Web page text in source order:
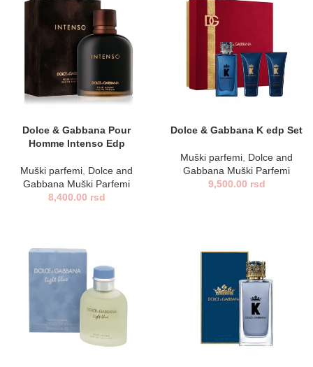
Dolce & Gabbana Pour
Homme Intenso Edp
Muški parfemi Dolce and
Gabbana Muški Parfemi
8,400.00 rsd
Dolce & Gabbana K edp Set
Muški parfemi Dolce and
Gabbana Muški Parfemi
9,500.00 rsd